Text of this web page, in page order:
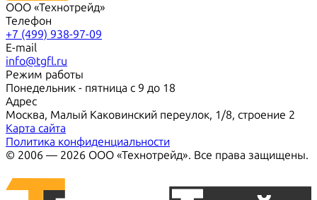
ООО «Технотрейд»
Телефон
+7 (499) 938-97-09
E-mail
info@tgfl.ru
Режим работы
Понедельник - пятница с 9 до 18
Адрес
Москва, Малый Каковинский переулок, 1/8, строение 2
Карта сайта
Политика конфиденциальности
© 2006 — 2026 ООО «Технотрейд». Все права защищены.